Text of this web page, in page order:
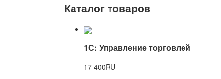
Каталог товаров
1С: Управление торговлей
17 400RU